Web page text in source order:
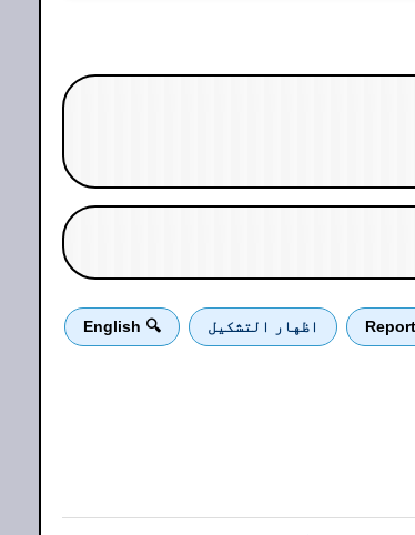
اظهار التشكيل 🔍 English